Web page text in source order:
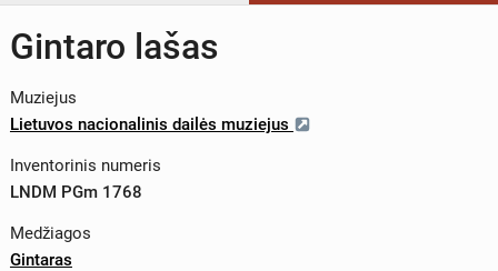
Gintaro lašas
Muziejus
Lietuvos nacionalinis dailės muziejus
Inventorinis numeris
LNDM PGm 1768
Medžiagos
Gintaras